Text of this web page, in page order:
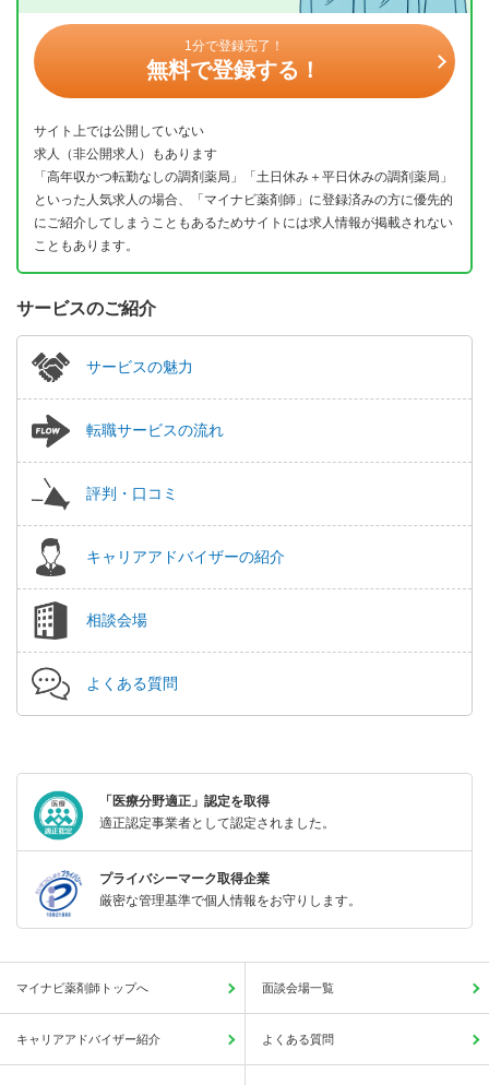
1分で登録完了！
無料で登録する！
サイト上では公開していない
求人（非公開求人）もあります
「高年収かつ転勤なしの調剤薬局」「土日休み＋平日休みの調剤薬局」
といった人気求人の場合、「マイナビ薬剤師」に登録済みの方に優先的
にご紹介してしまうこともあるためサイトには求人情報が掲載されない
こともあります。
サービスのご紹介
サービスの魅力
転職サービスの流れ
評判・口コミ
キャリアアドバイザーの紹介
相談会場
よくある質問
「医療分野適正」認定を取得
適正認定事業者として認定されました。
プライバシーマーク取得企業
厳密な管理基準で個人情報をお守りします。
マイナビ薬剤師トップへ 面談会場一覧
キャリアアドバイザー紹介 よくある質問